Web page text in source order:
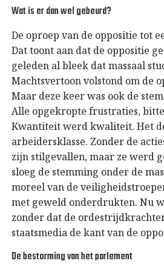
Wat is er dan wel gebeurd?
De oproep van de oppositie tot
Dat toont aan dat de oppositie
geleden al bleek dat massaal
Machtsvertoon volstond om de
Maar deze keer was ook de
Alle opgekropte frustraties,
Kwantiteit werd kwaliteit. Het
arbeidersklasse. Zonder de
zijn stilgevallen, maar ze werd
sloeg de stemming onder de
moreel van de
met geweld onderdrukten. Nu
zonder dat de
staatsmedia de kant van de
De bestorming van het parlement